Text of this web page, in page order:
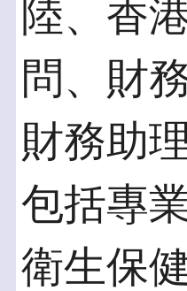
陸、香
問、財
財務助
包括專
衛生保